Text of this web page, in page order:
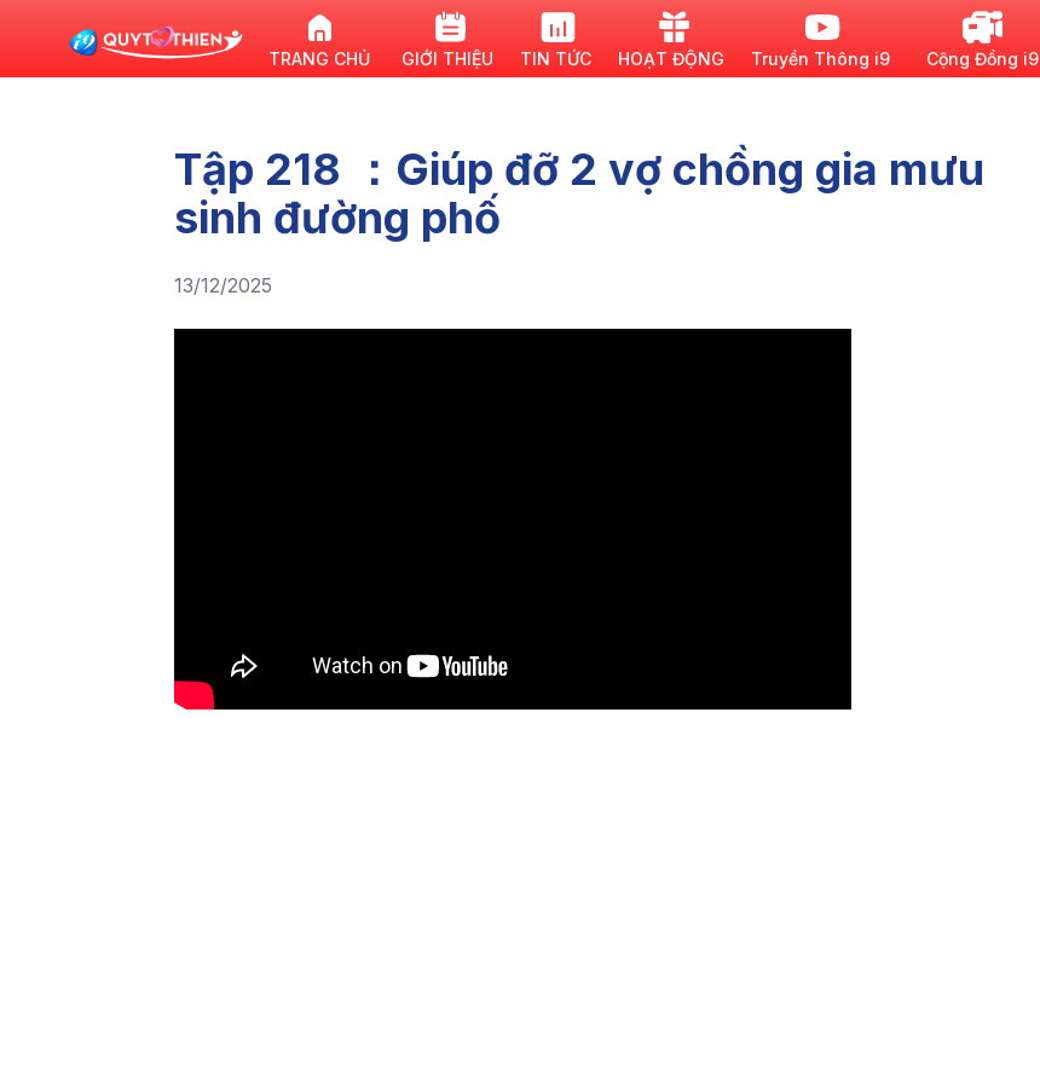
TRANG CHỦ GIỚI THIỆU TIN TỨC HOẠT ĐỘNG Truyền Thông i9 Cộng Đồng i9
Tập 218 ：Giúp đỡ 2 vợ chồng gia mưu
sinh đường phố
13/12/2025